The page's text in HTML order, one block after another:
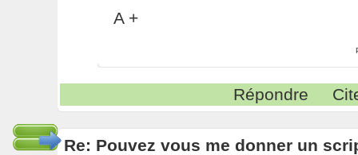
A +
Répondre
Re: Pouvez vous me donner un